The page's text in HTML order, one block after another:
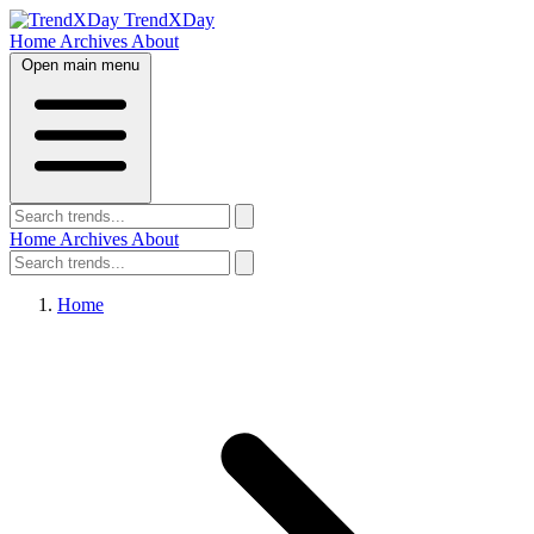
TrendXDay
Home Archives About
Open main menu
Home Archives About
Home